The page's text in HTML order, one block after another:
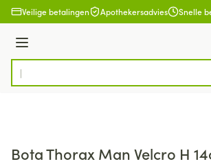
Ga naar de inhoud
Veilige betalingen Apothekersadvies Snelle
Menu
Product, merk, categorie...
Bota Thorax Man Velcro H